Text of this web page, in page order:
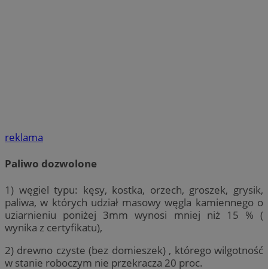
reklama
Paliwo dozwolone
1) węgiel typu: kęsy, kostka, orzech, groszek, grysik,
paliwa, w których udział masowy węgla kamiennego o
uziarnieniu poniżej 3mm wynosi mniej niż 15 % (
wynika z certyfikatu),
2) drewno czyste (bez domieszek) , którego wilgotność
w stanie roboczym nie przekracza 20 proc.